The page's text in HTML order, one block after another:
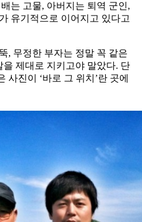
는 고물, 아버지는 퇴역 군인,
유기적으로 이어지고 있다고
, 무정한 부자는 정말 꼭 같은
제대로 지키고야 말았다. 단
사진이 ‘바로 그 위치’란 곳에